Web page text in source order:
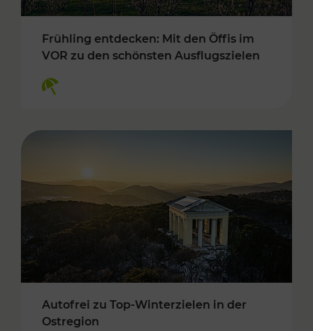
Frühling entdecken: Mit den Öffis im
VOR zu den schönsten Ausflugszielen
Autofrei zu Top-Winterzielen in der
Ostregion